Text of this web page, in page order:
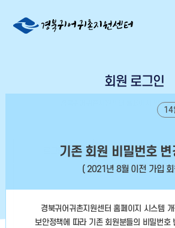
회원 로그인
경북귀어귀촌지원센터 홈페이지 방문
기존 회원 비밀번호 변
( 2021년 8월 이전 가입
경북귀어귀촌지원센터 홈페이지 시스템
보안정책에 따라 기존 회원분들의 비밀번호
14
로그인 회원정보찾기